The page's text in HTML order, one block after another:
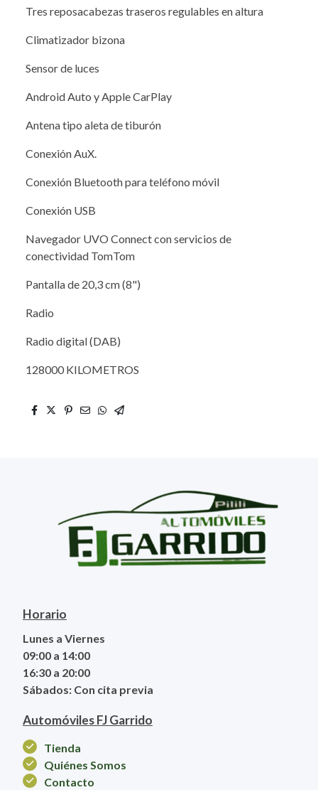
Tres reposacabezas traseros regulables en altura
Climatizador bizona
Sensor de luces
Android Auto y Apple CarPlay
Antena tipo aleta de tiburón
Conexión AuX.
Conexión Bluetooth para teléfono móvil
Conexión USB
Navegador UVO Connect con servicios de
conectividad TomTom
Pantalla de 20,3 cm (8")
Radio
Radio digital (DAB)
128000 KILOMETROS
Horario
Lunes a Viernes
09:00 a 14:00
16:30 a 20:00
Sábados: Con cita previa
Automóviles FJ Garrido
Tienda
Quiénes Somos
Contacto